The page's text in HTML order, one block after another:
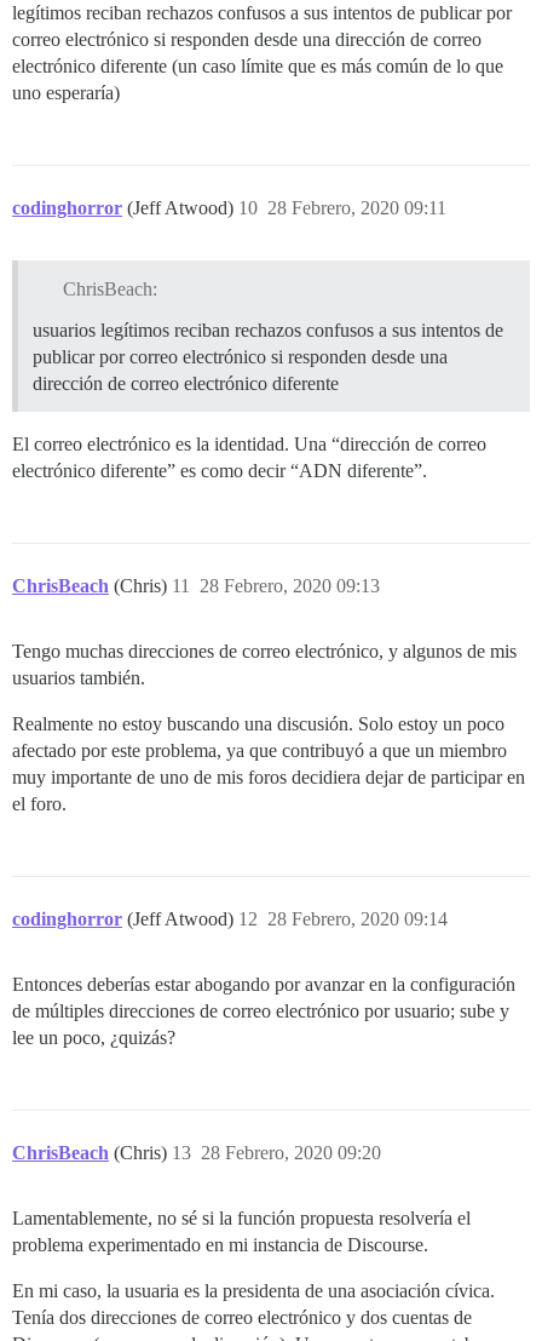
legítimos reciban rechazos confusos a sus intentos de publicar por
correo electrónico si responden desde una dirección de correo
electrónico diferente (un caso límite que es más común de lo que
uno esperaría)
codinghorror (Jeff Atwood) 28 Febrero, 2020 09:11
10
ChrisBeach:
usuarios legítimos reciban rechazos confusos a sus intentos de
publicar por correo electrónico si responden desde una
dirección de correo electrónico diferente
El correo electrónico es la identidad. Una “dirección de correo
electrónico diferente” es como decir “ADN diferente”.
ChrisBeach (Chris) 28 Febrero, 2020 09:13
11
Tengo muchas direcciones de correo electrónico, y algunos de mis
usuarios también.
Realmente no estoy buscando una discusión. Solo estoy un poco
afectado por este problema, ya que contribuyó a que un miembro
muy importante de uno de mis foros decidiera dejar de participar en
el foro.
codinghorror (Jeff Atwood) 28 Febrero, 2020 09:14
12
Entonces deberías estar abogando por avanzar en la configuración
de múltiples direcciones de correo electrónico por usuario; sube y
lee un poco, ¿quizás?
ChrisBeach (Chris) 28 Febrero, 2020 09:20
13
Lamentablemente, no sé si la función propuesta resolvería el
problema experimentado en mi instancia de Discourse.
En mi caso, la usuaria es la presidenta de una asociación cívica.
Tenía dos direcciones de correo electrónico y dos cuentas de